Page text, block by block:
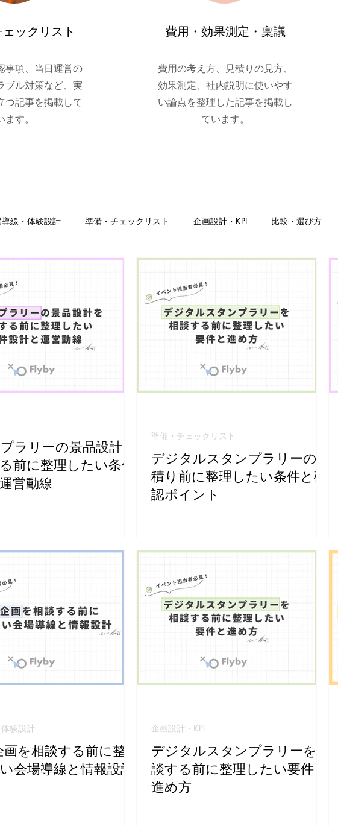
ックリスト
事項、当日運営の
ブル対策など、実
つ記事を掲載して
ます。
費用・効果測定・稟議
費用の考え方、見積りの見方、
効果測定、社内説明に使いやす
い論点を整理した記事を掲載し
ています。
線・体験設計 準備・チェックリスト 企画設計・KPI 比較・選び方
ラリーの景品設計を
前に整理したい条件
営動線
デジタルスタンプラリーの見
積り前に整理したい条件と確
認ポイント
準備・チェックリスト
画を相談する前に整
会場導線と情報設計
験設計
デジタルスタンプラリーを相
談する前に整理したい要件と
進め方
企画設計・KPI